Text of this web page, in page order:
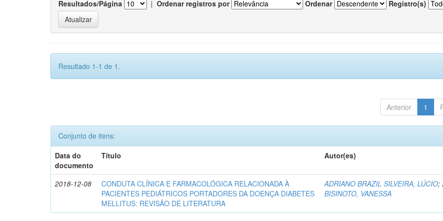
Resultados/Página | Ordenar registros por Ordenar Registro(s)
Resultado 1-1 de 1.
Anterior 1
Conjunto de itens:
Data do
documento
Título Autor(es)
2018-12-08
CONDUTA CLÍNICA E FARMACOLÓGICA RELACIONADA À
PACIENTES PEDIÁTRICOS PORTADORES DA DOENÇA DIABETES
MELLITUS: REVISÃO DE LITERATURA
ADRIANO BRAZIL SILVEIRA, LÚCIO;
BISINOTO, VANESSA